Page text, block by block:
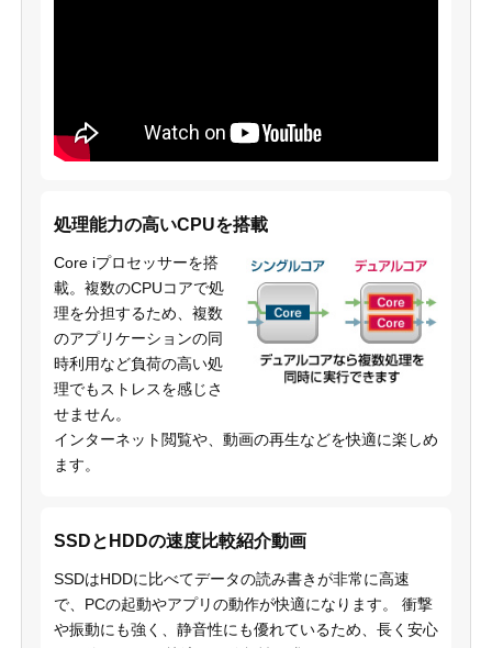
処理能力の高いCPUを搭載
Core iプロセッサーを搭
載。複数のCPUコアで処
理を分担するため、複数
のアプリケーションの同
時利用など負荷の高い処
理でもストレスを感じさ
せません。
インターネット閲覧や、動画の再生などを快適に楽しめ
ます。
SSDとHDDの速度比較紹介動画
SSDはHDDに比べてデータの読み書きが非常に高速
で、PCの起動やアプリの動作が快適になります。 衝撃
や振動にも強く、静音性にも優れているため、長く安心